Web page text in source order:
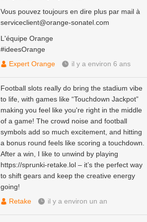
Vous pouvez toujours en dire plus par mail à
serviceclient@orange-sonatel.com
L'équipe Orange
#ideesOrange
Expert Orange
il y a environ 6 ans
Football slots really do bring the stadium vibe
to life, with games like “Touchdown Jackpot”
making you feel like you're right in the middle
of a game! The crowd noise and football
symbols add so much excitement, and hitting
a bonus round feels like scoring a touchdown.
After a win, I like to unwind by playing
https://sprunki-retake.lol – it’s the perfect way
to shift gears and keep the creative energy
going!
Retake
il y a environ un an